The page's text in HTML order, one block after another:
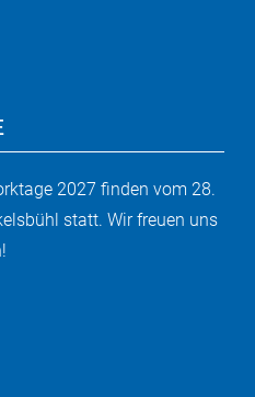
2027 finden vom 28.
statt. Wir freuen uns